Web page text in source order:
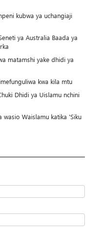
kubwa ya uchangiaji
ya Australia Baada ya
matamshi yake dhidi ya
kwa kila mtu
Dhidi ya Uislamu nchini
wasio Waislamu katika 'Siku